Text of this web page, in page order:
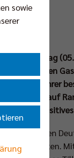
am Montag (05.
gegen
Paris von ihrer
auf
etwas
zwischen
feierten.
sowie